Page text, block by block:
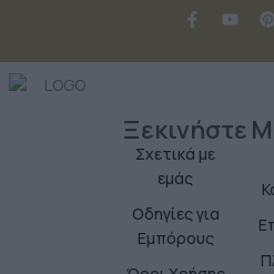
Ξεκινήστε
Σχετικά με
εμάς
Οδηγίες για
Εμπόρους